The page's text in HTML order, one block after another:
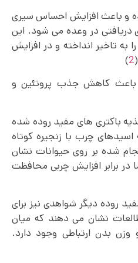
و باعث افزایش احساس سیری
در وعده می شود. این
تاخیر انداخته و در افزایش
2
)
باعث کاهش جذب پروتئین و
باکتری های مفید روده شده
اسیدهای چرب با زنجیره کوتاه
شده بر روی حیوانات نشان
در برابر افزایش چربی محافظت
روده دیگر شواهدی نیز برای
نشان می دهند که میان
وزن بدن ارتباطی وجود دارد.